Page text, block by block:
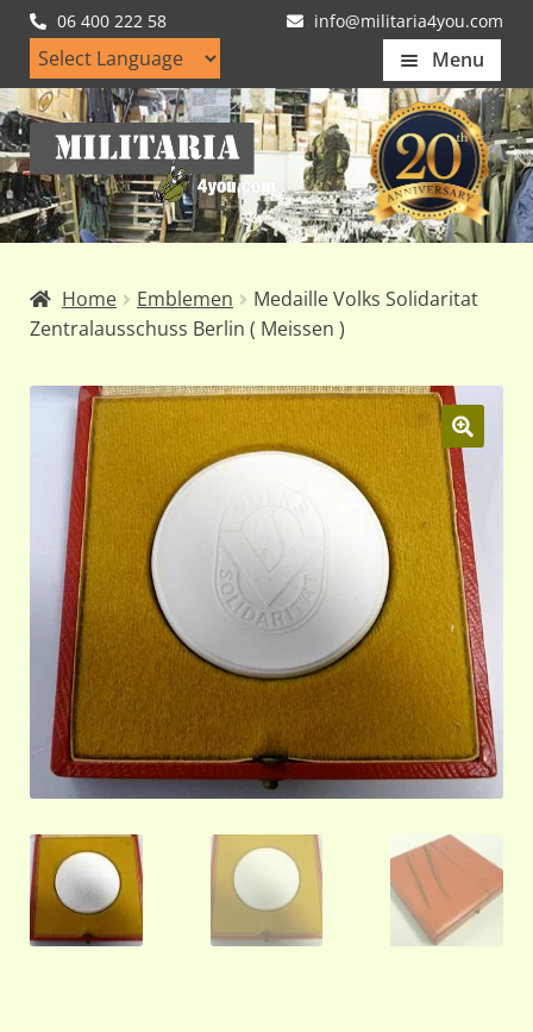
06 400 222 58 info@militaria4you.com
Menu
Home
Artikelen
Nieuws
Klantfotos
Ga
door
naar
navigatie
Ga
naar
de
inhoud
Home Emblemen
Medaille Volks Solidaritat
Zentralausschuss Berlin ( Meissen )
🔍